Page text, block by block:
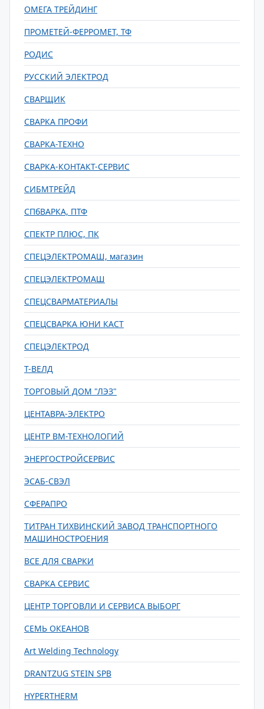
ОМЕГА ТРЕЙДИНГ
ПРОМЕТЕЙ-ФЕРРОМЕТ, ТФ
РОДИС
РУССКИЙ ЭЛЕКТРОД
СВАРЩИК
СВАРКА ПРОФИ
СВАРКА-ТЕХНО
СВАРКА-КОНТАКТ-СЕРВИС
СИБМТРЕЙД
СПбВАРКА, ПТФ
СПЕКТР ПЛЮС, ПК
СПЕЦЭЛЕКТРОМАШ, магазин
СПЕЦЭЛЕКТРОМАШ
СПЕЦСВАРМАТЕРИАЛЫ
СПЕЦСВАРКА ЮНИ КАСТ
СПЕЦЭЛЕКТРОД
Т-ВЕЛД
ТОРГОВЫЙ ДОМ "ЛЭЗ"
ЦЕНТАВРА-ЭЛЕКТРО
ЦЕНТР ВМ-ТЕХНОЛОГИЙ
ЭНЕРГОСТРОЙСЕРВИС
ЭСАБ-СВЭЛ
СФЕРАПРО
ТИТРАН ТИХВИНСКИЙ ЗАВОД ТРАНСПОРТНОГО
МАШИНОСТРОЕНИЯ
ВСЕ ДЛЯ СВАРКИ
СВАРКА СЕРВИС
ЦЕНТР ТОРГОВЛИ И СЕРВИСА ВЫБОРГ
СЕМЬ ОКЕАНОВ
Art Welding Technology
DRANTZUG STEIN SPB
HYPERTHERM